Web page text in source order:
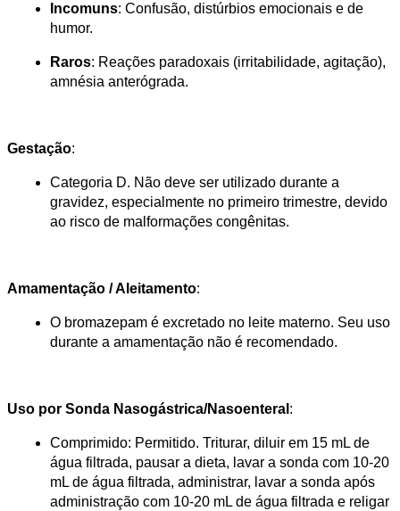
Incomuns: Confusão, distúrbios emocionais e de
humor.
Raros: Reações paradoxais (irritabilidade, agitação),
amnésia anterógrada​.
Gestação:
Categoria D. Não deve ser utilizado durante a
gravidez, especialmente no primeiro trimestre, devido
ao risco de malformações congênitas​.
Amamentação / Aleitamento:
O bromazepam é excretado no leite materno. Seu uso
durante a amamentação não é recomendado​.
Uso por Sonda Nasogástrica/Nasoenteral :
Comprimido: Permitido. Triturar, diluir em 15 mL de
água filtrada, pausar a dieta, lavar a sonda com 10-20
mL de água filtrada, administrar, lavar a sonda após
administração com 10-20 mL de água filtrada e religar